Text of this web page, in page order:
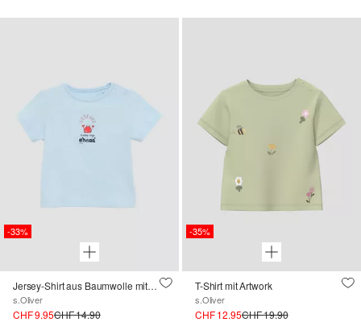
-33%
Jersey-Shirt aus Baumwolle mit Glitzerprint
s.Oliver
CHF 9.95CHF 14.90
-35%
T-Shirt mit Artwork
s.Oliver
CHF 12.95CHF 19.90